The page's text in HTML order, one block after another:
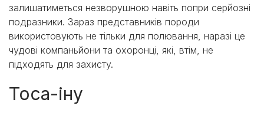
залишатиметься незворушною навіть попри серйозні
подразники. Зараз представників породи
використовують не тільки для полювання, наразі це
чудові компаньйони та охоронці, які, втім, не
підходять для захисту.
Тоса-іну